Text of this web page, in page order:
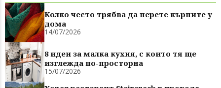
Колко често трябва да перете кърпите у
дома
14/07/2026
8 идеи за малка кухня, с които тя ще
изглежда по-просторна
15/07/2026